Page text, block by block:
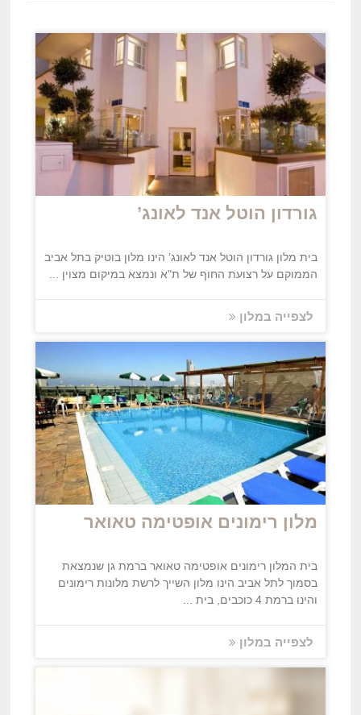
גורדון הוטל אנד לאונג’
בית מלון גורדון הוטל אנד לאונג’ הינו מלון בוטיק בתל אביב
הממוקם על רצועת החוף של ת"א ונמצא במיקום מצוין ...
לצפייה במלון
מלון רימונים אופטימה טאואר
בית המלון רימונים אופטימה טאואר ברמת גן שנמצאת
בסמוך לתל אביב הינו מלון השייך לרשת מלונות רימונים
והינו ברמת 4 כוכבים, בית ...
לצפייה במלון